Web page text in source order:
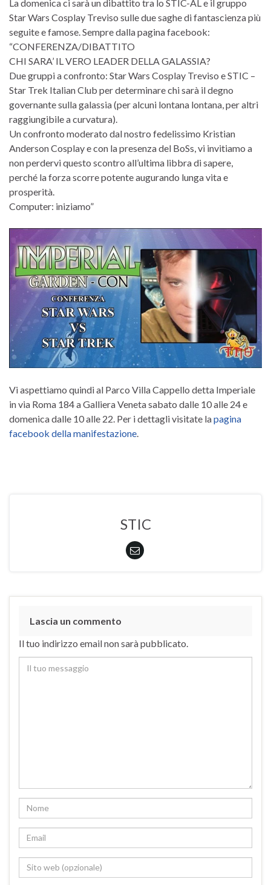
La domenica ci sarà un dibattito tra lo STIC-AL e il gruppo
Star Wars Cosplay Treviso sulle due saghe di fantascienza più
seguite e famose. Sempre dalla pagina facebook:
“CONFERENZA/DIBATTITO
CHI SARA’ IL VERO LEADER DELLA GALASSIA?
Due gruppi a confronto: Star Wars Cosplay Treviso e STIC –
Star Trek Italian Club per determinare chi sarà il degno
governante sulla galassia (per alcuni lontana lontana, per altri
raggiungibile a curvatura).
Un confronto moderato dal nostro fedelissimo Kristian
Anderson Cosplay e con la presenza del BoSs, vi invitiamo a
non perdervi questo scontro all’ultima libbra di sapere,
perché la forza scorre potente augurando lunga vita e
prosperità.
Computer: iniziamo”
Vi aspettiamo quindi al Parco Villa Cappello detta Imperiale
in via Roma 184 a Galliera Veneta sabato dalle 10 alle 24 e
domenica dalle 10 alle 22. Per i dettagli visitate lapagina
facebook della manifestazione
STIC
Lascia un commento
Il tuo indirizzo email non sarà pubblicato.